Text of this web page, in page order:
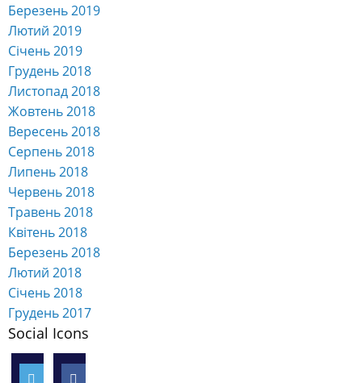
Березень 2019
Лютий 2019
Січень 2019
Грудень 2018
Листопад 2018
Жовтень 2018
Вересень 2018
Серпень 2018
Липень 2018
Червень 2018
Травень 2018
Квітень 2018
Березень 2018
Лютий 2018
Січень 2018
Грудень 2017
Social Icons